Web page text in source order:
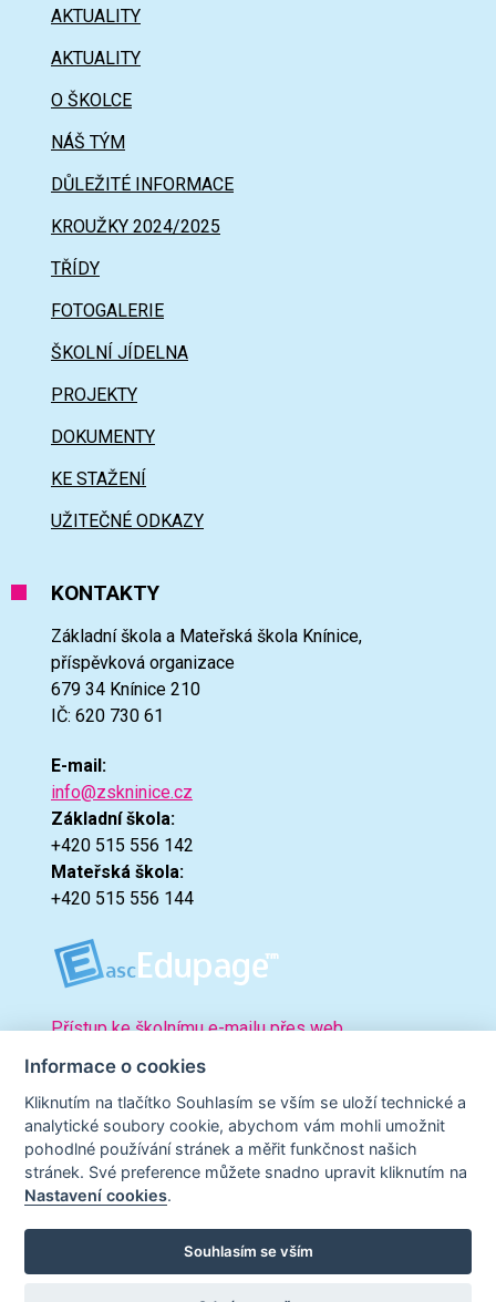
Informace o cookies
Kliknutím na tlačítko Souhlasím se vším se uloží technické a
analytické soubory cookie, abychom vám mohli umožnit
pohodlné používání stránek a měřit funkčnost našich
stránek. Své preference můžete snadno upravit kliknutím na
Nastavení cookies.
Souhlasím se vším
AKTUALITY
AKTUALITY
O ŠKOLCE
NÁŠ TÝM
DŮLEŽITÉ INFORMACE
KROUŽKY 2024/2025
TŘÍDY
FOTOGALERIE
ŠKOLNÍ JÍDELNA
PROJEKTY
DOKUMENTY
KE STAŽENÍ
UŽITEČNÉ ODKAZY
KONTAKTY
Základní škola a Mateřská škola Knínice,
příspěvková organizace
679 34 Knínice 210
IČ: 620 730 61
E-mail:
info@zskninice.cz
Základní škola:
+420 515 556 142
Mateřská škola:
+420 515 556 144
Přístup ke školnímu e-mailu přes web.
© 2023 zskninice.cz |Prohlášení o přístupnosti|Podmínky